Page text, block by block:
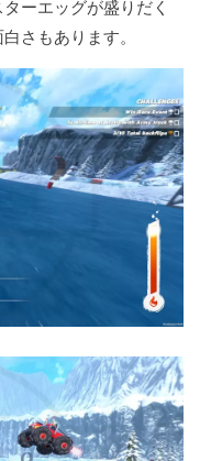
ーエッグが盛りだく
さもあります。